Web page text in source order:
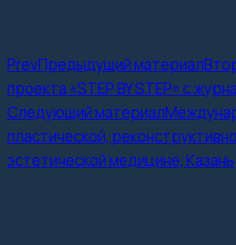
PrevПредыдущий материал
проекта «STEP BY STEP» с
Следующий материал
пластической,
эстетической медицине, Казань